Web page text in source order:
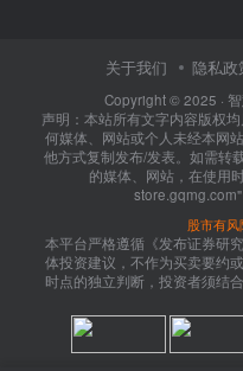
关于我们 隐私政
Copyright © 2025 ·
声明：本站所有文字内容版权
何媒体、网站或个人未经本网
他方式复制发布/发表。如需转
的媒体、网站，在使用
store.gqmg.com"
股市有风
本平台严格遵循《发布证券研
体投资建议，不作为买卖要约
时点的独立判断，投资者须结